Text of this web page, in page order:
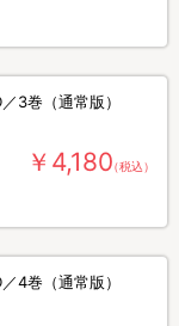
3巻（通常版）
￥4,180（税込）
4巻（通常版）